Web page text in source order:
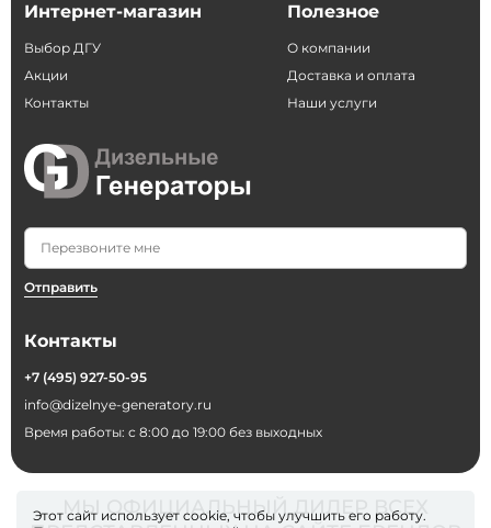
Интернет-магазин
Выбор ДГУ
Акции
Контакты
Отправить
Полезное
О компании
Доставка и оплата
Наши услуги
Контакты
+7 (495) 927-50-95
info@dizelnye-generatory.ru
Время работы: с 8:00 до 19:00 без выходных
МЫ ОФИЦИАЛЬНЫЙ ДИЛЕР ВСЕХ
Этот сайт использует cookie, чтобы улучшить его работу.